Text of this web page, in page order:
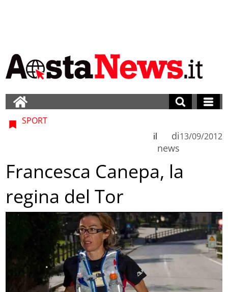
SPORT
di
news
il 13/09/2012
Francesca Canepa, la
regina del Tor